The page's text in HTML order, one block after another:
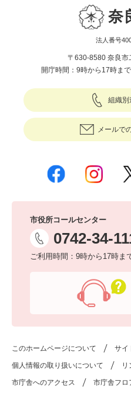
奈
法人番号
〒630-8580 奈良市
開庁時間：9時から17時ま
組織別
メールで
市役所コールセンター
0742-34-
ご利用時間：9時から17時ま
このホームページについて サイ
個人情報の取り扱いについて リ
市庁舎へのアクセス 市庁舎フロ